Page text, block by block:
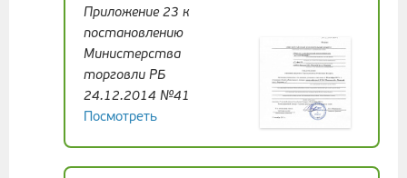
Приложение 23 к
постановлению
Министерства
торговли РБ
24.12.2014 №41
Посмотреть